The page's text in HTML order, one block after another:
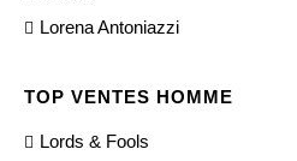
Lorena Antoniazzi
TOP VENTES HOMME
Lords & Fools